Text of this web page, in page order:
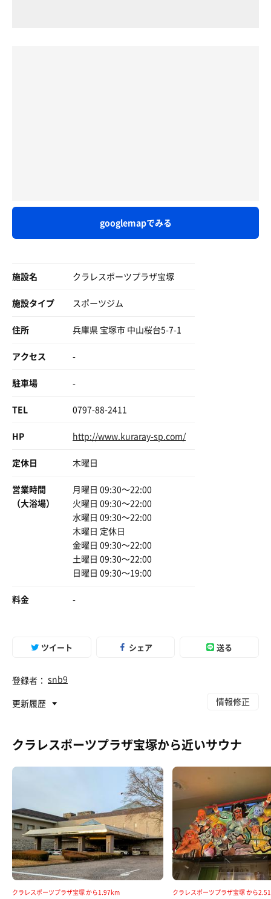
googlemapでみる
施設名 クラレスポーツプラザ宝塚
施設タイプ スポーツジム
住所 兵庫県 宝塚市 中山桜台5-7-1
アクセス -
駐車場 -
TEL 0797-88-2411
HP http://www.kuraray-sp.com/
定休日 木曜日
営業時間
（大浴場）
月曜日 09:30〜22:00
火曜日 09:30〜22:00
水曜日 09:30〜22:00
木曜日 定休日
金曜日 09:30〜22:00
土曜日 09:30〜22:00
日曜日 09:30〜19:00
料金 -
ツイート シェア 送る
登録者： snb9
更新履歴
情報修正
クラレスポーツプラザ宝塚から近いサウナ
クラレスポーツプラザ宝塚 から1.97km クラレスポーツプラザ宝塚 から